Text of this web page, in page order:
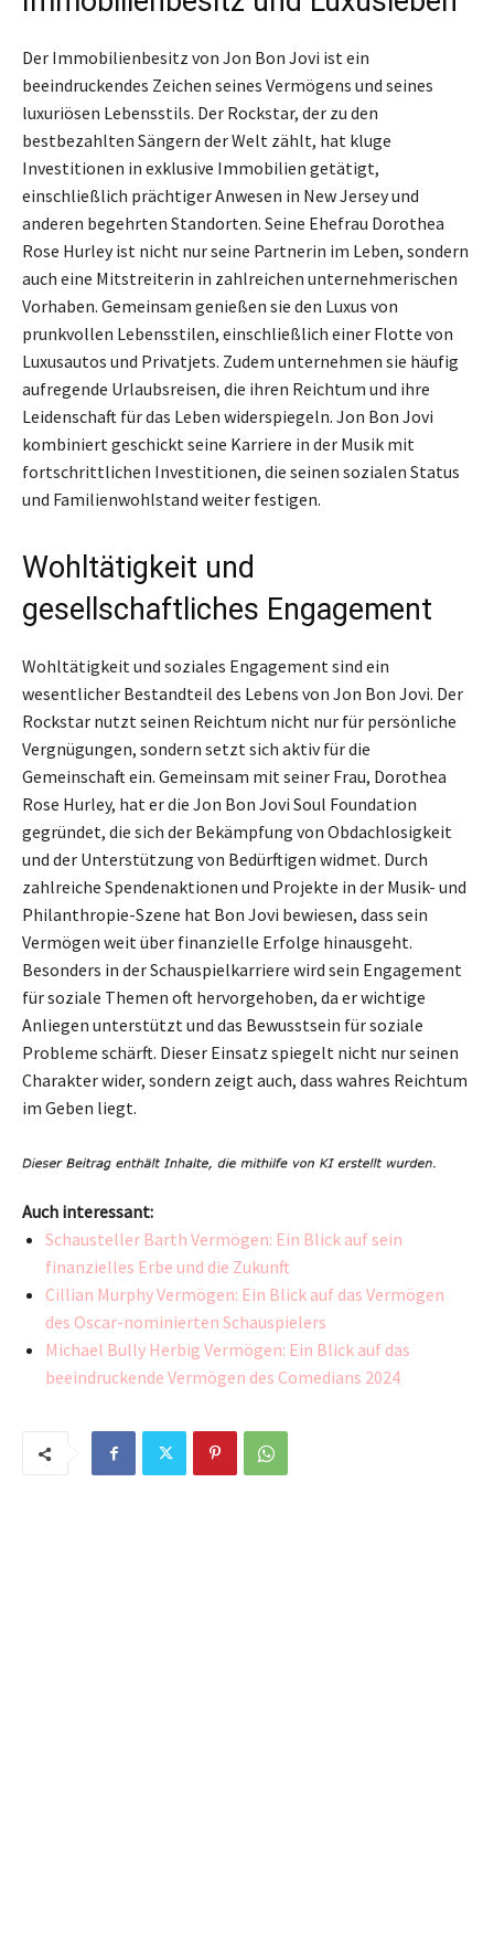
Der Immobilienbesitz von Jon Bon Jovi ist ein
beeindruckendes Zeichen seines Vermögens und seines
luxuriösen Lebensstils. Der Rockstar, der zu den
bestbezahlten Sängern der Welt zählt, hat kluge
Investitionen in exklusive Immobilien getätigt,
einschließlich prächtiger Anwesen in New Jersey und
anderen begehrten Standorten. Seine Ehefrau Dorothea
Rose Hurley ist nicht nur seine Partnerin im Leben, sondern
auch eine Mitstreiterin in zahlreichen unternehmerischen
Vorhaben. Gemeinsam genießen sie den Luxus von
prunkvollen Lebensstilen, einschließlich einer Flotte von
Luxusautos und Privatjets. Zudem unternehmen sie häufig
aufregende Urlaubsreisen, die ihren Reichtum und ihre
Leidenschaft für das Leben widerspiegeln. Jon Bon Jovi
kombiniert geschickt seine Karriere in der Musik mit
fortschrittlichen Investitionen, die seinen sozialen Status
und Familienwohlstand weiter festigen.
Wohltätigkeit und
gesellschaftliches Engagement
Wohltätigkeit und soziales Engagement sind ein
wesentlicher Bestandteil des Lebens von Jon Bon Jovi. Der
Rockstar nutzt seinen Reichtum nicht nur für persönliche
Vergnügungen, sondern setzt sich aktiv für die
Gemeinschaft ein. Gemeinsam mit seiner Frau, Dorothea
Rose Hurley, hat er die Jon Bon Jovi Soul Foundation
gegründet, die sich der Bekämpfung von Obdachlosigkeit
und der Unterstützung von Bedürftigen widmet. Durch
zahlreiche Spendenaktionen und Projekte in der Musik- und
Philanthropie-Szene hat Bon Jovi bewiesen, dass sein
Vermögen weit über finanzielle Erfolge hinausgeht.
Besonders in der Schauspielkarriere wird sein Engagement
für soziale Themen oft hervorgehoben, da er wichtige
Anliegen unterstützt und das Bewusstsein für soziale
Probleme schärft. Dieser Einsatz spiegelt nicht nur seinen
Charakter wider, sondern zeigt auch, dass wahres Reichtum
im Geben liegt.
Auch interessant:
Schausteller Barth Vermögen: Ein Blick auf sein
finanzielles Erbe und die Zukunft
Cillian Murphy Vermögen: Ein Blick auf das Vermögen
des Oscar-nominierten Schauspielers
Michael Bully Herbig Vermögen: Ein Blick auf das
beeindruckende Vermögen des Comedians 2024